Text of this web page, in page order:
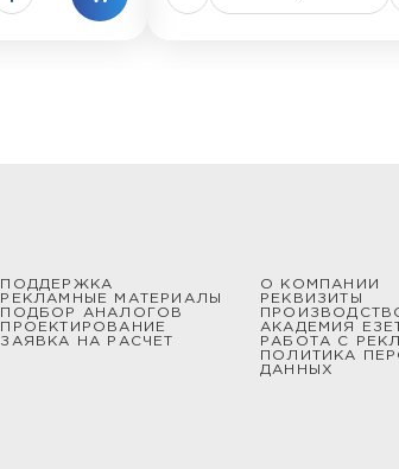
ПОДДЕРЖКА
РЕКЛАМНЫЕ МАТЕРИАЛЫ
ПОДБОР АНАЛОГОВ
ПРОЕКТИРОВАНИЕ
ЗАЯВКА НА РАСЧЕТ
О КОМПАНИИ
РЕКВИЗИТЫ
АКАДЕМИЯ
РАБОТА С
ПОЛИТИКА
ДАННЫХ